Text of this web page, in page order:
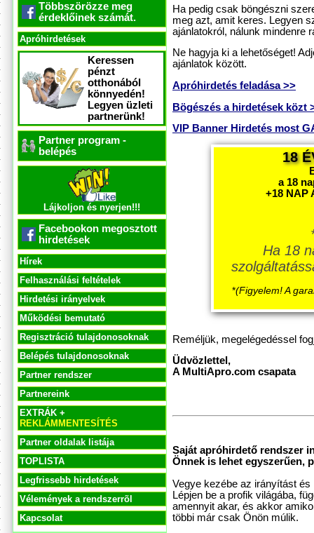
Többszörözze meg
érdeklőinek számát.
Apróhirdetések
Keressen
pénzt
otthonából
könnyedén!
Legyen üzleti
partnerünk!
Partner program -
belépés
Lájkoljon és nyerjen!!!
Facebookon megosztott
hirdetések
Hírek
Felhasználási feltételek
Hirdetési irányelvek
Működési bemutató
Regisztráció tulajdonosoknak
Belépés tulajdonosoknak
Partner rendszer
Partnereink
EXTRÁK +
REKLÁMMENTESÍTÉS
Partner oldalak listája
TOPLISTA
Legfrissebb hirdetések
Vélemények a rendszerrõl
Kapcsolat
Ha pedig csak böngészni
meg azt, amit keres. Legyen
ajánlatokról, nálunk mindenre
Ne hagyja ki a lehetőséget!
ajánlatok között.
Apróhirdetés feladása >>
Bögészés a hirdetések közt
VIP Banner Hirdetés most
18
a 18
+18 NAP
Ha 18
*(Figyelem! A
Reméljük, megelégedéssel
Üdvözlettel,
A MultiApro.com csapata
Saját apróhirdető rendszer
Önnek is lehet egyszerűen,
Vegye kezébe az irányítást
Lépjen be a profik világába,
amennyit akar, és akkor
többi már csak Önön múlik.